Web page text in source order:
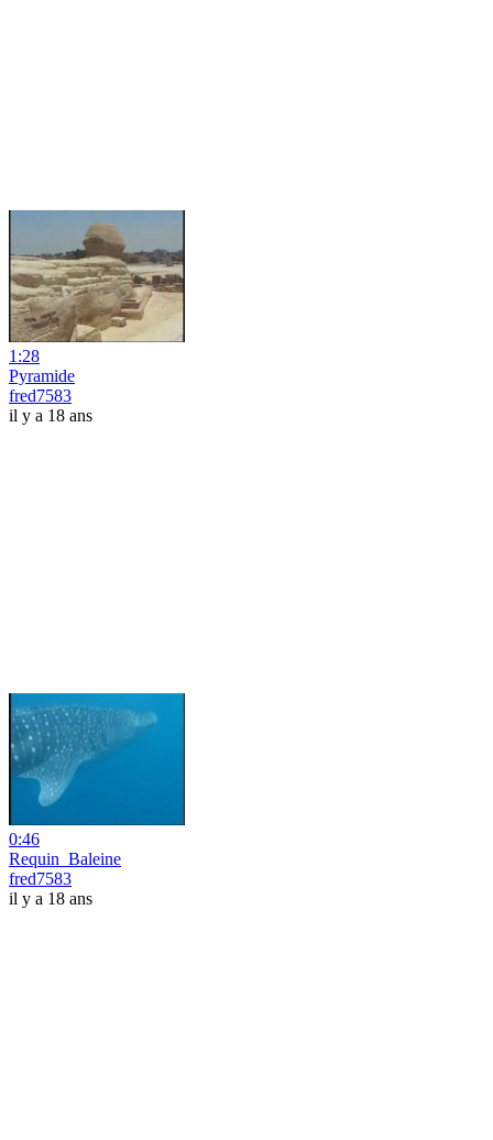
1:28
Pyramide
fred7583
il y a 18 ans
0:46
Requin_Baleine
fred7583
il y a 18 ans